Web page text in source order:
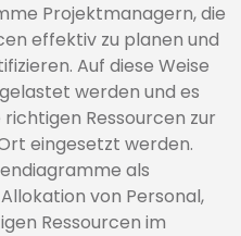
Projektmanagern, die
effektiv zu planen und
Auf diese Weise
werden und es
Ressourcen zur
eingesetzt werden.
als
von Personal,
Ressourcen im